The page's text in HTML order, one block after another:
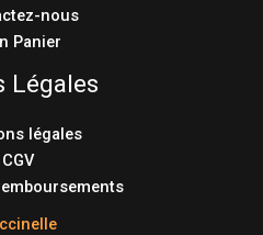
nous
Panier
Légales
légales
CGV